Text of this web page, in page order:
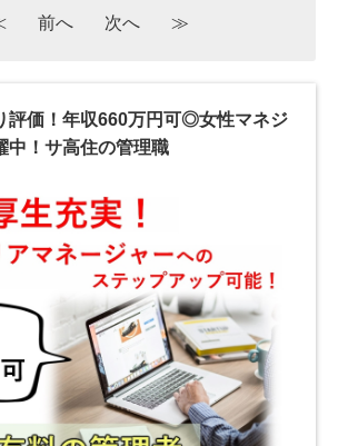
前へ 次へ ≫
評価！年収660万円可◎女性マネジ
中！サ高住の管理職